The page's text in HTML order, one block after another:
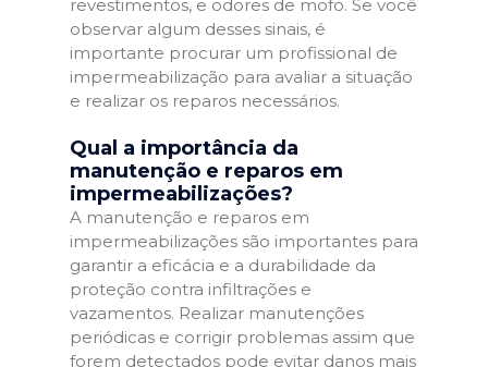
revestimentos, e odores de mofo. Se você
observar algum desses sinais, é
importante procurar um profissional de
impermeabilização para avaliar a situação
e realizar os reparos necessários.
Qual a importância da
manutenção e reparos em
impermeabilizações?
A manutenção e reparos em
impermeabilizações são importantes para
garantir a eficácia e a durabilidade da
proteção contra infiltrações e
vazamentos. Realizar manutenções
periódicas e corrigir problemas assim que
forem detectados pode evitar danos mais